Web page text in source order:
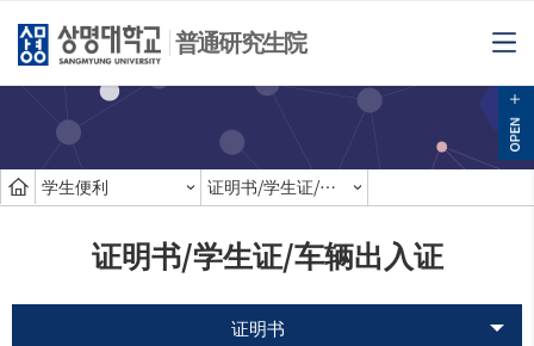
普通研究生院
学生便利 证明书/学生证/车辆出入证
证明书/学生证/车辆出入证
证明书